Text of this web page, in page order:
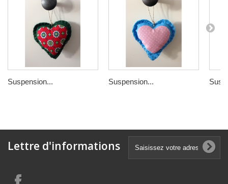
Suspension... Suspension...
Lettre d'informations